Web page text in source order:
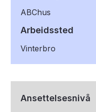
ABChus
Arbeidssted
Vinterbro
Ansettelsesnivå